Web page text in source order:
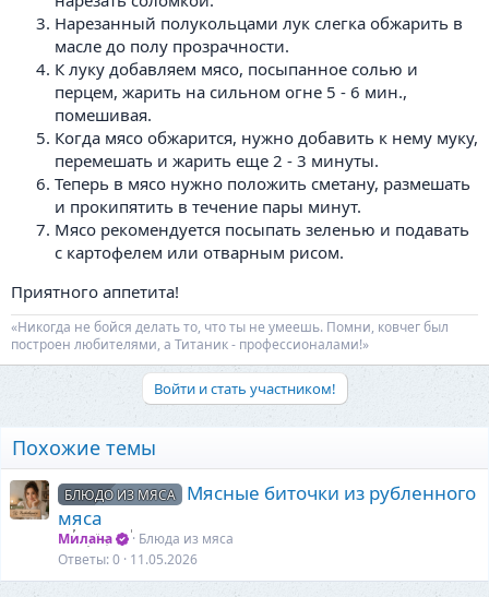
Нарезанный полукольцами лук слегка обжарить в
масле до полу прозрачности.
К луку добавляем мясо, посыпанное солью и
перцем, жарить на сильном огне 5 - 6 мин.,
помешивая.
Когда мясо обжарится, нужно добавить к нему муку,
перемешать и жарить еще 2 - 3 минуты.
Теперь в мясо нужно положить сметану, размешать
и прокипятить в течение пары минут.
Мясо рекомендуется посыпать зеленью и подавать
с картофелем или отварным рисом.
Приятного аппетита!
«Никогда не бойся делать то, что ты не умеешь. Помни, ковчег был
построен любителями, а Титаник - профессионалами!»
Войти и стать участником!
Похожие темы
БЛЮДО ИЗ МЯСА
Мясные биточки из рубленного
мяса
Милана
Блюда из мяса
Ответы 0 11.05.2026